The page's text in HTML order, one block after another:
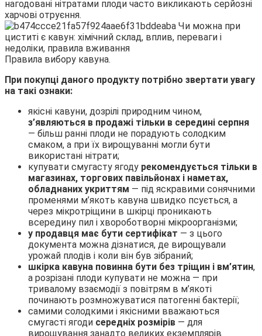
нагодовані нітратами плоди часто викликають серйозні
харчові отруєння.
Правила вибору кавуна.
При покупці даного продукту потрібно звертати увагу
на такі ознаки:
якісні кавуни, дозрілі природним чином,
з’являються в продажі тільки в середині серпня
— більш ранні плоди не порадують солодким
смаком, а при їх вирощуванні могли бути
використані нітрати;
купувати смугасту ягоду рекомендується тільки в
магазинах, торгових павільйонах і наметах,
обладнаних укриттям — під яскравими сонячними
променями м’якоть кавуна швидко псується, а
через мікротріщини в шкірці проникають
всередину пил і хвороботворні мікроорганізми;
у продавця має бути сертифікат — з цього
документа можна дізнатися, де вирощували
урожай плодів і коли він був зібраний;
шкірка кавуна повинна бути без тріщин і вм’ятин,
а розрізані плоди купувати не можна — при
тривалому взаємодії з повітрям в м’якоті
починають розмножуватися патогенні бактерії;
самими солодкими і якісними вважаються
смугасті ягоди середніх розмірів — для
вирощування занадто великих екземплярів